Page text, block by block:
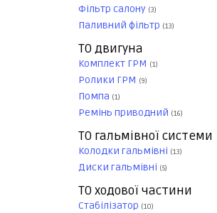
Фільтр салону (3)
Паливний фільтр (13)
ТО двигуна
Комплект ГРМ (1)
Ролики ГРМ (9)
Помпа (1)
Ремінь приводний (16)
ТО гальмівної системи
Колодки гальмівні (13)
Диски гальмівні (5)
ТО ходової частини
Стабілізатор (10)